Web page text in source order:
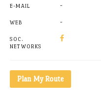
E-MAIL -
WEB -
SOC.
NETWORKS
Plan My Route